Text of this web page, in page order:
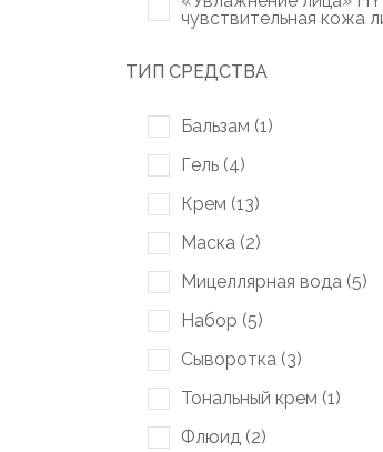
чувствительная кожа
ТИП СРЕДСТВА
Бальзам (1)
Гель (4)
Крем (13)
Маска (2)
Мицеллярная вода (5)
Набор (5)
Сыворотка (3)
Тональный крем (1)
Флюид (2)